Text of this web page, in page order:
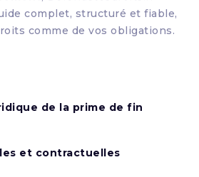
complet, structuré et fiable,
comme de vos obligations.
de la prime de fin
et contractuelles